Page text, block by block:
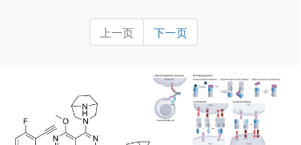
靶点药理机制的金标准化学探
针。
上一页 下一页